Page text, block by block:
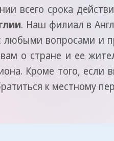
всего срока
. Наш филиал в
вопросами и
о стране и ее
Кроме того,
к местному